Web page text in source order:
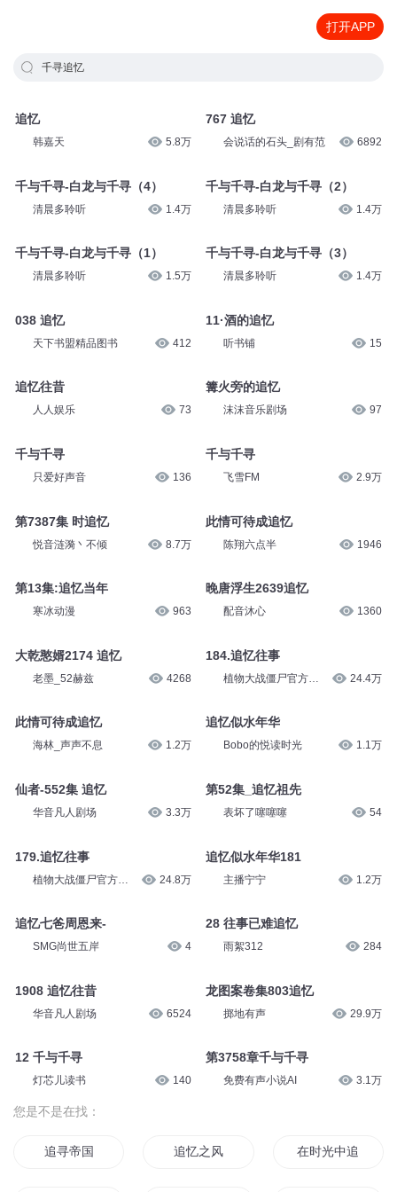
打开APP
千寻追忆
追忆
韩嘉天 5.8万
千与千寻-白龙与千寻（4）
清晨多聆听 1.4万
千与千寻-白龙与千寻（1）
清晨多聆听 1.5万
038 追忆
天下书盟精品图书 412
追忆往昔
人人娱乐 73
千与千寻
只爱好声音 136
第7387集 时追忆
悦音涟漪丶不倾 8.7万
第13集:追忆当年
寒冰动漫 963
大乾憨婿2174 追忆
老墨_52赫兹 4268
此情可待成追忆
海林_声声不息 1.2万
仙者-552集 追忆
华音凡人剧场 3.3万
179.追忆往事
植物大战僵尸官方频
24.8万
追忆七爸周恩来-
SMG尚世五岸 4
1908 追忆往昔
华音凡人剧场 6524
12 千与千寻
灯芯儿读书 140
767 追忆
会说话的石头_剧有范 6892
千与千寻-白龙与千寻（2）
清晨多聆听 1.4万
千与千寻-白龙与千寻（3）
清晨多聆听 1.4万
11·酒的追忆
听书铺 15
篝火旁的追忆
沫沫音乐剧场 97
千与千寻
飞雪FM 2.9万
此情可待成追忆
陈翔六点半 1946
晚唐浮生2639追忆
配音沐心 1360
184.追忆往事
植物大战僵尸官方频
24.4万
追忆似水年华
Bobo的悦读时光 1.1万
第52集_追忆祖先
表坏了噻噻噻 54
追忆似水年华181
主播宁宁 1.2万
28 往事已难追忆
雨絮312 284
龙图案卷集803追忆
掷地有声 29.9万
第3758章千与千寻
免费有声小说AI 3.1万
您是不是在找：
追寻帝国 追忆之风 在时光中追寻你